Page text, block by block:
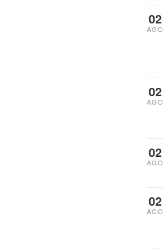
02
AGO
02
AGO
02
AGO
02
AGO